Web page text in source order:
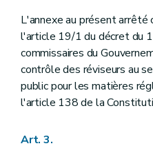
L'annexe au présent
l'article 19/1 du décret du
commissaires du
contrôle des réviseurs au
public pour les matières
l'article 138 de la
Art. 3.